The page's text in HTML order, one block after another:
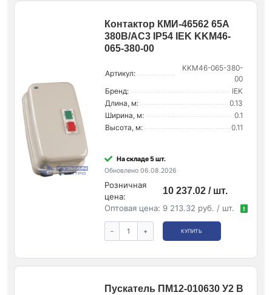
Контактор КМИ-46562 65А
380В/АС3 IP54 IEK KKM46-
065-380-00
Артикул:
KKM46-065-380-
00
Бренд:
IEK
Длина, м:
0.13
Ширина, м:
0.1
Высота, м:
0.11
На складе 5 шт.
Обновлено 06.08.2026
Розничная
цена:
10 237.02 / шт.
Оптовая цена: 9 213.32 руб. / шт. !
- + КУПИТЬ
Пускатель ПМ12-010630 У2 В